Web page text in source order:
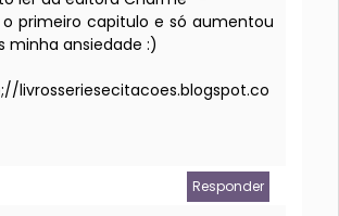
o primeiro capitulo e só aumentou
minha ansiedade :)
livrosseriesecitacoes.blogspot.co
Responder